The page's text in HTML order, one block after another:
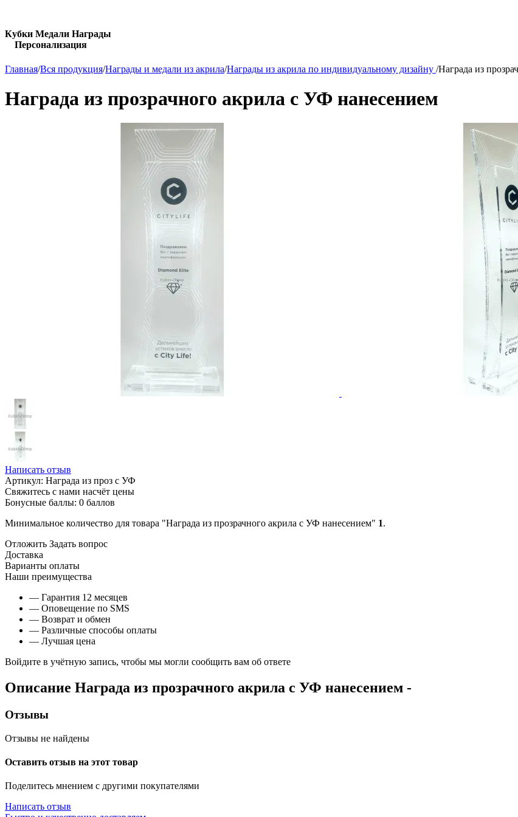
Кубки Медали Награды
Персонализация
Главная/Вся продукция/Награды и медали из акрила/Награды из акрила по индивидуальному дизайну /Награда из
Награда из прозрачного акрила с УФ нанесением
Написать отзыв
Артикул: Награда из проз с УФ
Свяжитесь с нами насчёт цены
Бонусные баллы: 0 баллов
Минимальное количество для товара "Награда из прозрачного акрила с УФ нанесением" 1.
Отложить Задать вопрос
Доставка
Варианты оплаты
Наши преимущества
— Гарантия 12 месяцев
— Оповещение по SMS
— Возврат и обмен
— Различные способы оплаты
— Лучшая цена
Войдите в учётную запись, чтобы мы могли сообщить вам об ответе
Описание Награда из прозрачного акрила с УФ нанесением -
Отзывы
Отзывы не найдены
Оставить отзыв на этот товар
Поделитесь мнением с другими покупателями
Написать отзыв